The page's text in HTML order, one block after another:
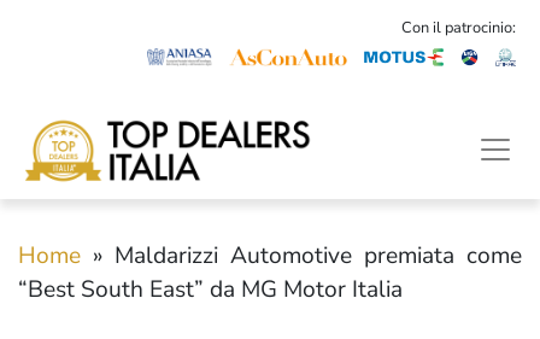
Con il patrocinio:
Home » Maldarizzi Automotive premiata come
“Best South East” da MG Motor Italia